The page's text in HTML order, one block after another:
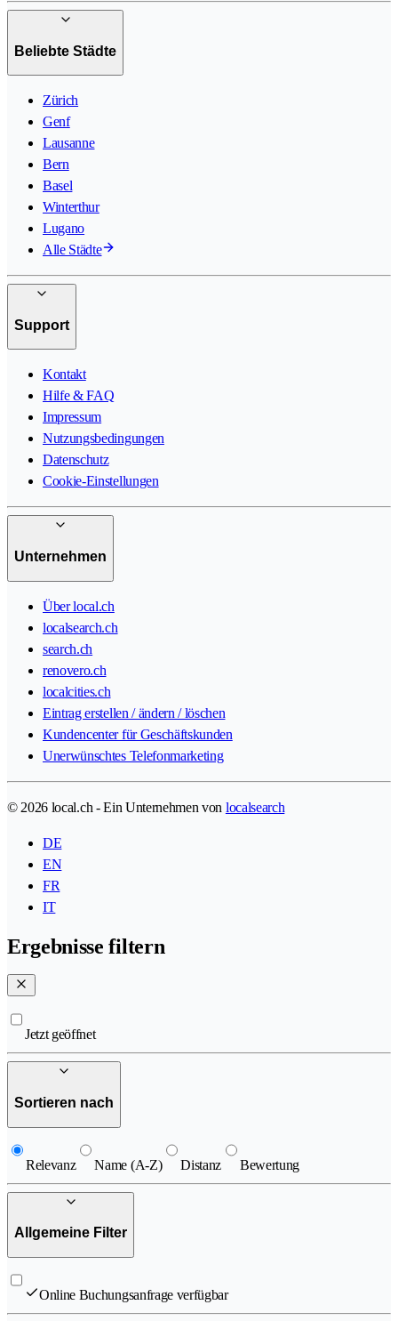
Beliebte Städte
Zürich
Genf
Lausanne
Bern
Basel
Winterthur
Lugano
Alle Städte
Support
Kontakt
Hilfe & FAQ
Impressum
Nutzungsbedingungen
Datenschutz
Cookie-Einstellungen
Unternehmen
Über local.ch
localsearch.ch
search.ch
renovero.ch
localcities.ch
Eintrag erstellen / ändern / löschen
Kundencenter für Geschäftskunden
Unerwünschtes Telefonmarketing
© 2026 local.ch - Ein Unternehmen von localsearch
DE
EN
FR
IT
Ergebnisse filtern
Jetzt geöffnet
Sortieren nach
Relevanz Name (A-Z) Distanz Bewertung
Allgemeine Filter
Online Buchungsanfrage verfügbar